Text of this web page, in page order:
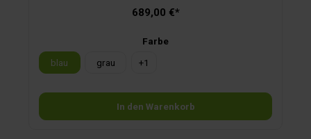
formalästhetischen GesichtspunktenFertigung in modernster
Rückenlehneverstellbare Nackenstütze (bei
S8.1)höhenverstellbare Armlehnen aus Kaltschaum mit
Aluminiumkernhochwertige attraktive Bezugsstoffeauf
Wunsch auch lieferbar mit verstellbarer Lordosenstütze und
689,00 €*
Farbe
blau
grau +1
In den Warenkorb